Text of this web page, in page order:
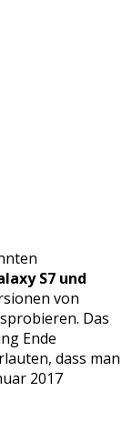
S7 und
von
Das
Ende
dass man
2017